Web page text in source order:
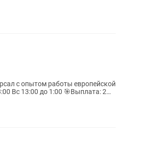
с опытом работы европейской